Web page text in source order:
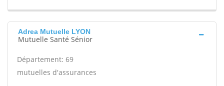
Adrea Mutuelle LYON
Mutuelle Santé Sénior
Département: 69
mutuelles d'assurances